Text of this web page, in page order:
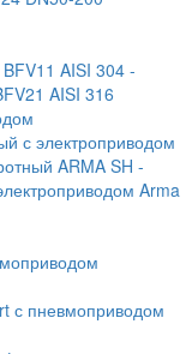
AISI 304 -
AISI 316
с электроприводом
ARMA SH -
Arma
с пневмоприводом